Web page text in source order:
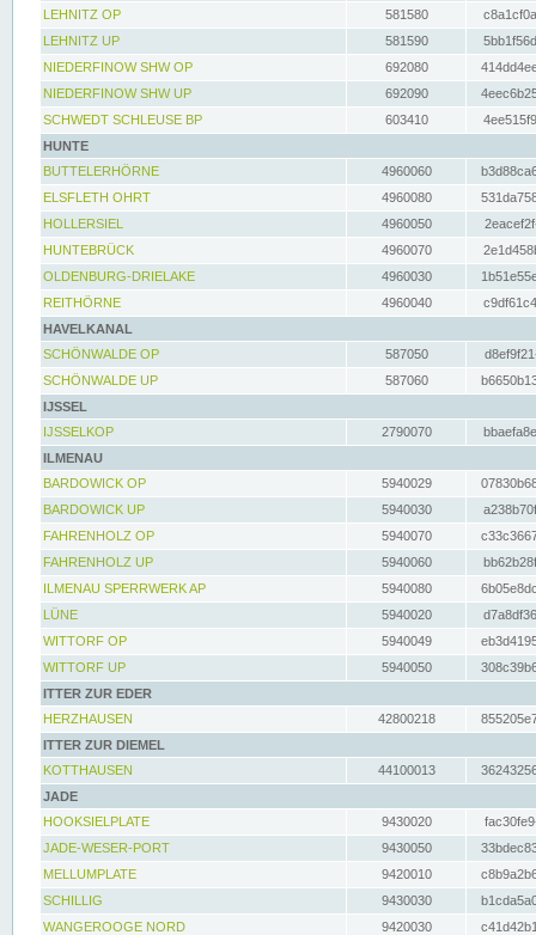
LEHNITZ OP
581580
LEHNITZ UP
581590
NIEDERFINOW SHW OP
692080
NIEDERFINOW SHW UP
692090
SCHWEDT SCHLEUSE BP
603410
HUNTE
BUTTELERHÖRNE
4960060
ELSFLETH OHRT
4960080
HOLLERSIEL
4960050
HUNTEBRÜCK
4960070
OLDENBURG-DRIELAKE
4960030
REITHÖRNE
4960040
HAVELKANAL
SCHÖNWALDE OP
587050
SCHÖNWALDE UP
587060
IJSSEL
IJSSELKOP
2790070
ILMENAU
BARDOWICK OP
5940029
BARDOWICK UP
5940030
FAHRENHOLZ OP
5940070
FAHRENHOLZ UP
5940060
ILMENAU SPERRWERK AP
5940080
LÜNE
5940020
WITTORF OP
5940049
WITTORF UP
5940050
ITTER ZUR EDER
HERZHAUSEN
42800218
ITTER ZUR DIEMEL
KOTTHAUSEN
44100013
JADE
HOOKSIELPLATE
9430020
JADE-WESER-PORT
9430050
MELLUMPLATE
9420010
SCHILLIG
9430030
WANGEROOGE NORD
9420030